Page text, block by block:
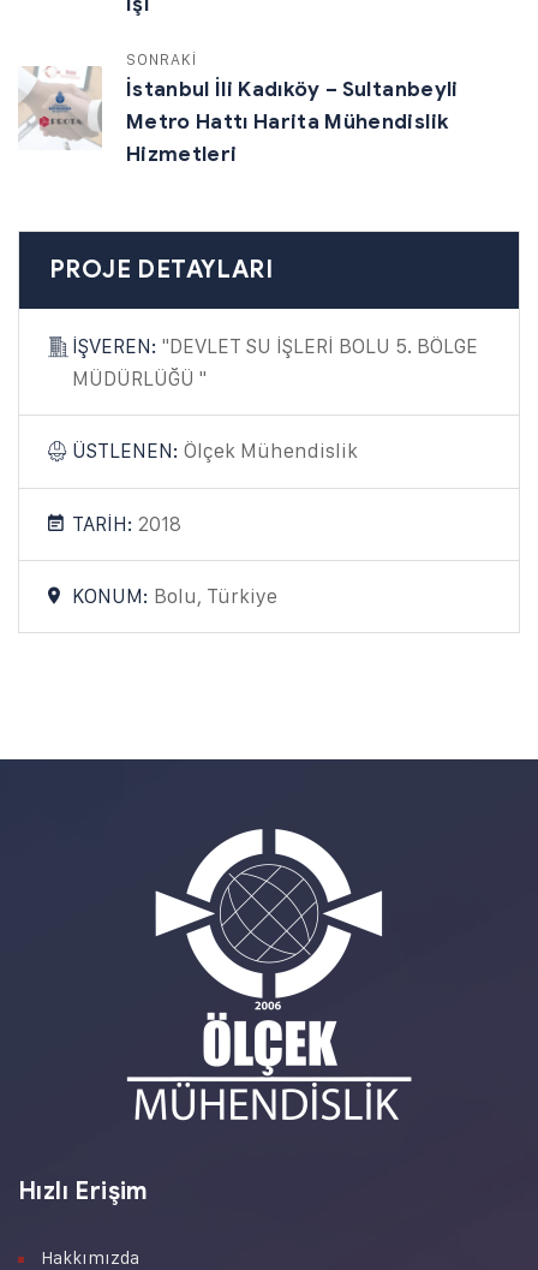
PROJE DETAYLARI
İŞVEREN: "DEVLET SU İŞLERİ BOLU 5. BÖLGE
MÜDÜRLÜĞÜ "
ÜSTLENEN: Ölçek Mühendislik
TARİH: 2018
KONUM: Bolu, Türkiye
SONRAKİ
İstanbul İli Kadıköy – Sultanbeyli
Metro Hattı Harita Mühendislik
Hizmetleri
Hızlı Erişim
Hakkımızda